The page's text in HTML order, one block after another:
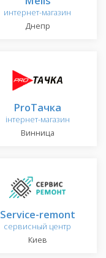
интернет-магазин
Днепр
ProТачка
інтернет-магазин
Винница
Service-remont
сервисный центр
Киев